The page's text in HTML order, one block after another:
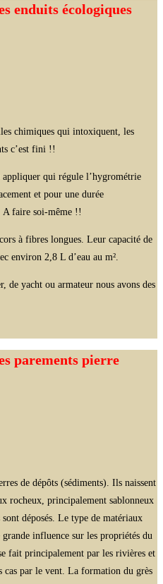
enduits écologiques
chimiques qui intoxiquent, les
c’est fini !!
qui régule l’hygrométrie
et pour une durée
A faire soi-même !!
à fibres longues. Leur capacité de
environ 2,8 L d’eau au m².
de yacht ou armateur nous avons des
parements pierre
de dépôts (sédiments). Ils naissent
rocheux, principalement sablonneux
déposés. Le type de matériaux
influence sur les propriétés du
fait principalement par les rivières et
cas par le vent. La formation du grès